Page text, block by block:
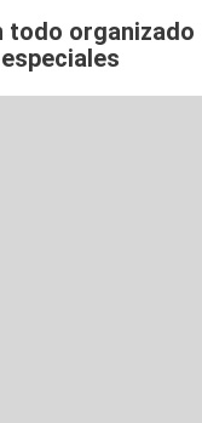
todo organizado